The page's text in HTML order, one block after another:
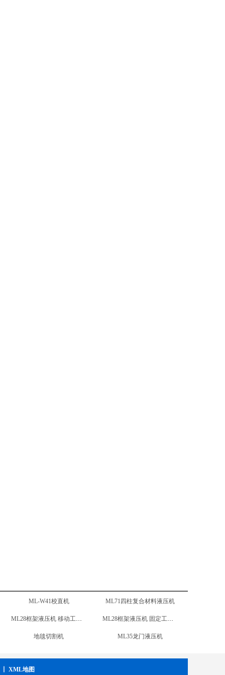
ML96汽车内饰件液压机 ML28框架液压机 移动工作台
车轮径向载荷疲劳试验机 地毯切割机
ML15卧式液压机 ML41单柱液压机
XML地图